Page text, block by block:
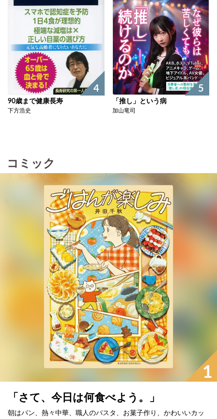
4
90歳まで健康長寿
下方浩史
5
「推し」という病
加山竜司
コミック
1
「さて、今日は何食べよう。」
朝はパン、熱々中華、職人のパスタ、お菓子作り、かわいいカッ